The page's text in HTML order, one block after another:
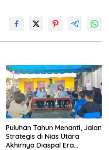
Puluhan Tahun Menanti, Jalan
Strategis di Nias Utara
Akhirnya Diaspal Era